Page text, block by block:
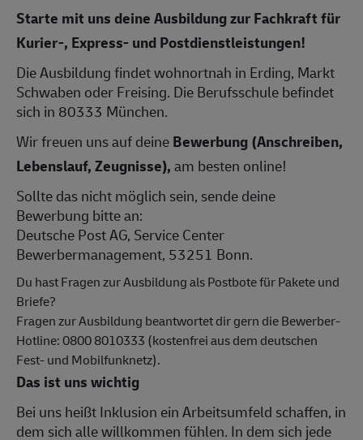
Starte mit uns deine Ausbildung zur Fachkraft für
Kurier-, Express- und Postdienstleistungen!
Die Ausbildung findet wohnortnah in Erding, Markt
Schwaben oder Freising. Die Berufsschule befindet
sich in 80333 München.
Wir freuen uns auf deineBewerbung (Anschreiben,
Lebenslauf, Zeugnisse),am besten online!
Sollte das nicht möglich sein, sende deine
Bewerbung bitte an:
Deutsche Post AG, Service Center
Bewerbermanagement, 53251 Bonn.
Du hast Fragen zur Ausbildung als Postbote für Pakete und
Briefe?
Fragen zur Ausbildung beantwortet dir gern die Bewerber-
Hotline: 0800 8010333 (kostenfrei aus dem deutschen
Fest- und Mobilfunknetz).
Das ist uns wichtig
Bei uns heißt Inklusion ein Arbeitsumfeld schaffen, in
dem sich alle willkommen fühlen. In dem sich jede